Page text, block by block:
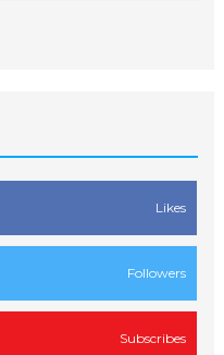
Likes
Followers
Subscribes